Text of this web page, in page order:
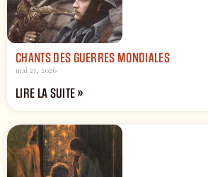
CHANTS DES GUERRES MONDIALES
mai 21, 2026
LIRE LA SUITE »